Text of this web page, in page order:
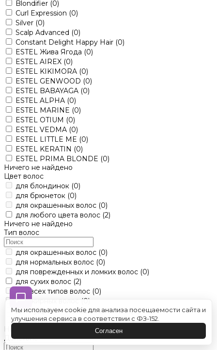
Blondifier (0)
Curl Expression (0)
Silver (0)
Scalp Advanced (0)
Constant Delight Happy Hair (0)
ESTEL Жива Ягода (0)
ESTEL AIREX (0)
ESTEL KIKIMORA (0)
ESTEL GENWOOD (0)
ESTEL BABAYAGA (0)
ESTEL ALPHA (0)
ESTEL MARINE (0)
ESTEL OTIUM (0)
ESTEL VEDMA (0)
ESTEL LITTLE ME (0)
ESTEL KERATIN (0)
ESTEL PRIMA BLONDE (0)
Ничего не найдено
Цвет волос
для блондинок (0)
для брюнеток (0)
для окрашенных волос (0)
для любого цвета волос (2)
Ничего не найдено
Тип волос
для окрашенных волос (0)
для нормальных волос (0)
для поврежденных и ломких волос (0)
для сухих волос (2)
для всех типов волос (0)
для жирных волос
(0)
для кудрявых и въющихся волос(0)
для тонких волос (0)
Действие
Мы используем cookie для анализа посещаемости сайта и
улучшения сервиса в соответствии с ФЗ-152.
Согласен